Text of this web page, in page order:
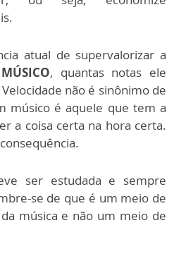
atual de supervalorizar a
, quantas notas ele
não é sinônimo de
músico é aquele que tem a
a coisa certa na hora certa.
ser estudada e sempre
se de que é um meio de
música e não um meio de